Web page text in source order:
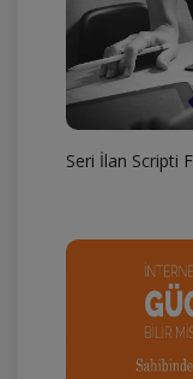
Seri İlan Scripti